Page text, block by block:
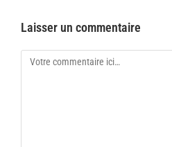
Laisser un commentaire